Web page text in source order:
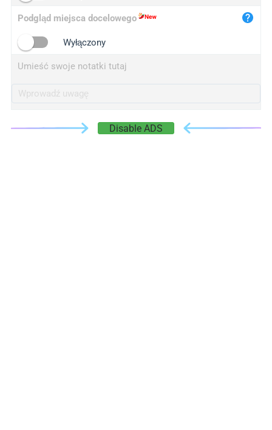
Podgląd miejsca docelowego
Wyłączony
Umieść swoje notatki tutaj
Disable ADS